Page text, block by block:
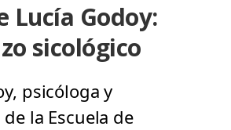
Lucía Godoy:
sicológico
psicóloga y
la Escuela de